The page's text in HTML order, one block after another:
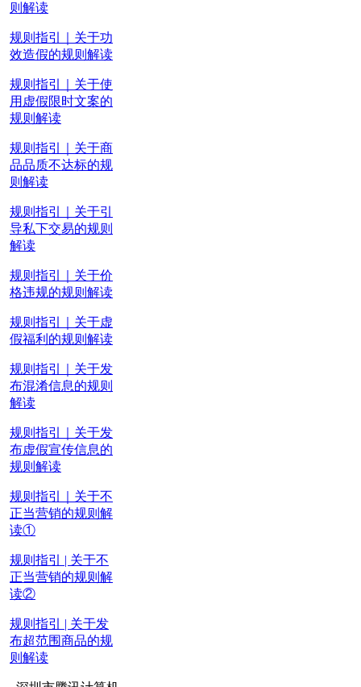
则解读
规则指引｜关于功
效造假的规则解读
规则指引｜关于使
用虚假限时文案的
规则解读
规则指引｜关于商
品品质不达标的规
则解读
规则指引｜关于引
导私下交易的规则
解读
规则指引｜关于价
格违规的规则解读
规则指引｜关于虚
假福利的规则解读
规则指引｜关于发
布混淆信息的规则
解读
规则指引｜关于发
布虚假宣传信息的
规则解读
规则指引｜关于不
正当营销的规则解
读①
规则指引 | 关于不
正当营销的规则解
读②
规则指引 | 关于发
布超范围商品的规
则解读